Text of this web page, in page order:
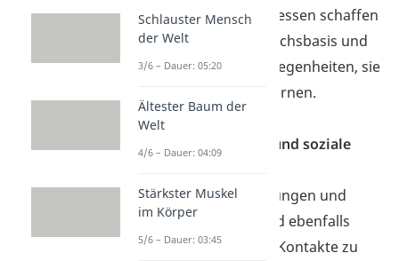
gemeinsame Interessen schaffen
sofort eine Gesprächsbasis und
bieten dir viele Gelegenheiten, sie
besser kennenzulernen.
Veranstaltungen und soziale
Partys, Veranstaltungen und
soziale Treffen sind ebenfalls
eine gute Chance, Kontakte zu
Schlauster Mensch
der Welt
3/6 – Dauer: 05:20
Ältester Baum der
Welt
4/6 – Dauer: 04:09
Stärkster Muskel
im Körper
5/6 – Dauer: 03:45